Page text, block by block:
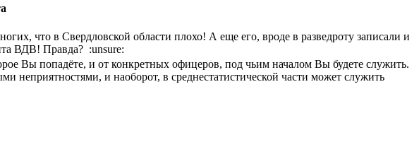
что в Свердловской области плохо! А еще его, вроде в разведроту записали и
ВДВ! Правда? :unsure:
Вы попадёте, и от конкретных офицеров, под чьим началом Вы будете служить.
и наоборот, в среднестатистической части может служить